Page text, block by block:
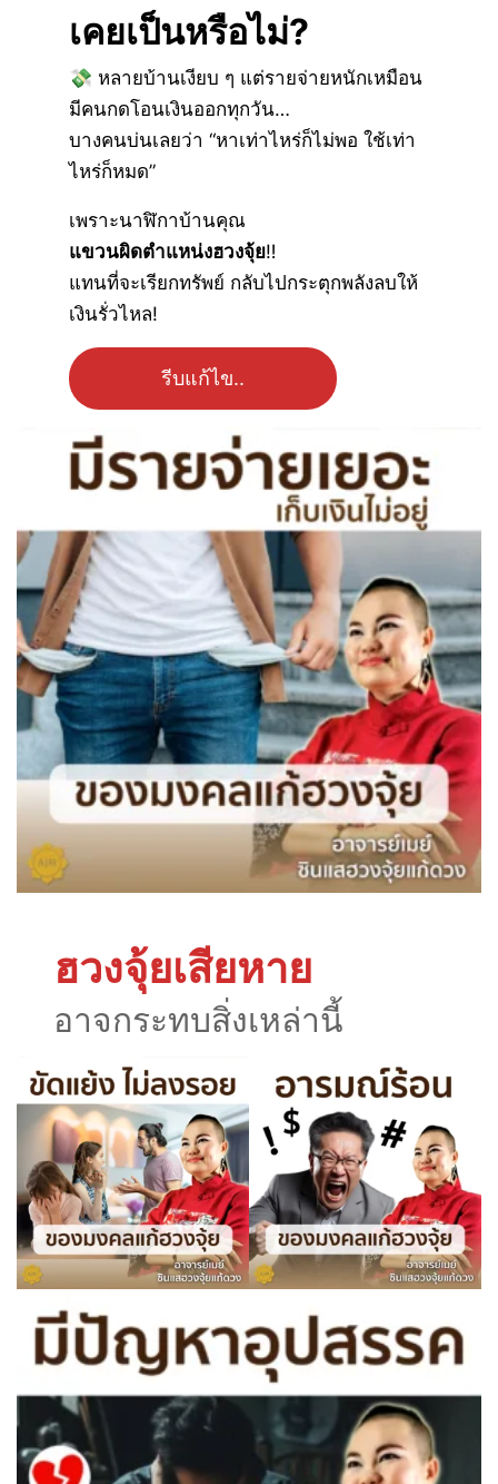
เคยเป็นหรือไม่?
💸 หลายบ้านเงียบ ๆ แต่รายจ่ายหนักเหมือน
มีคนกดโอนเงินออกทุกวัน…
บางคนบ่นเลยว่า “หาเท่าไหร่ก็ไม่พอ ใช้เท่า
ไหร่ก็หมด”
เพราะนาฬิกาบ้านคุณ
แขวนผิดตำแหน่งฮวงจุ้ย‼
แทนที่จะเรียกทรัพย์ กลับไปกระตุกพลังลบให้
เงินรั่วไหล!
รีบแก้ไข..
ฮวงจุ้ยเสียหาย
อาจกระทบสิ่งเหล่านี้